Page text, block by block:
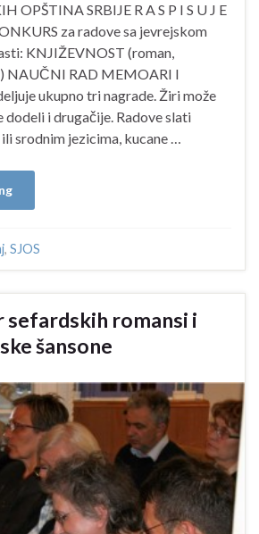
OPŠTINA SRBIJE R A S P I S U J E
za radove sa jevrejskom
KNJIŽEVNOST (roman,
NAUČNI RAD MEMOARI I
ukupno tri nagrade. Žiri može
dodeli i drugačije. Radove slati
srodnim jezicima, kucane …
, SJOS
sefardskih romansi i
šansone